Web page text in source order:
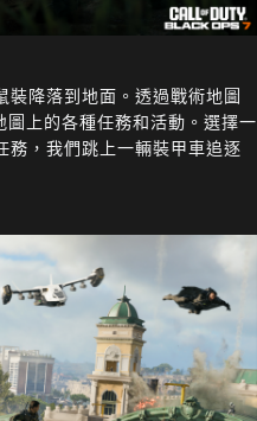
裝降落到地面。透過戰術地圖
上的各種任務和活動。選擇一
務，我們跳上一輛裝甲車追逐